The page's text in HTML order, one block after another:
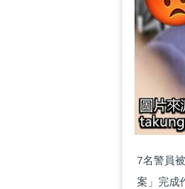
7名警員
案」完成